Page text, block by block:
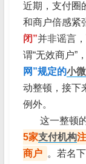
近期，支付圈
和商户倍感
闭”并非谣言
谓“无效商户”
网”规定的小
动整顿，接下
例外。
这一整顿的
5家支付机构
商户 。若名